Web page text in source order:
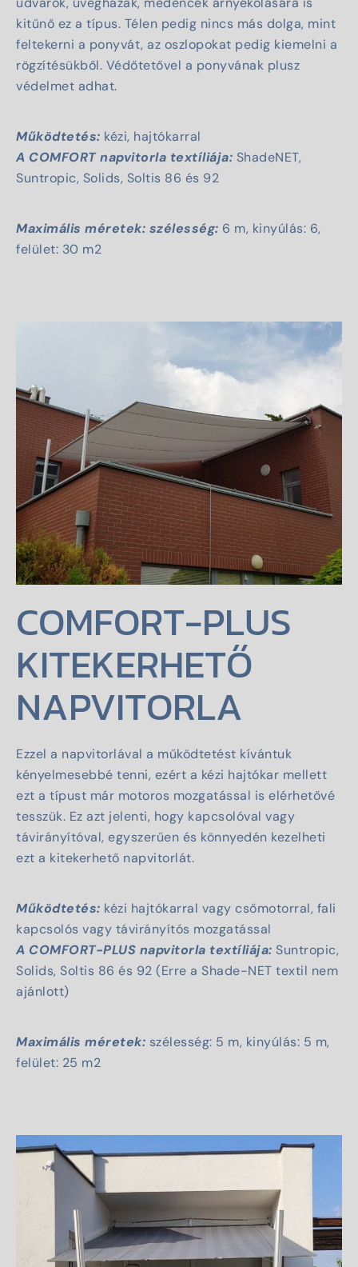
kitűnő ez a típus. Télen pedig nincs más dolga, mint
feltekerni a ponyvát, az oszlopokat pedig kiemelni a
rögzítésükből. Védőtetővel a ponyvának plusz
védelmet adhat.
Működtetés: kézi, hajtókarral
A COMFORT napvitorla textíliája: ShadeNET,
Suntropic, Solids, Soltis 86 és 92
Maximális méretek: szélesség: 6 m, kinyúlás: 6,
felület: 30 m2
COMFORT-PLUS
KITEKERHETŐ
NAPVITORLA
Ezzel a napvitorlával a működtetést kívántuk
kényelmesebbé tenni, ezért a kézi hajtókar mellett
ezt a típust már motoros mozgatással is elérhetővé
tesszük. Ez azt jelenti, hogy kapcsolóval vagy
távirányítóval, egyszerűen és könnyedén kezelheti
ezt a kitekerhető napvitorlát.
Működtetés: kézi hajtókarral vagy csőmotorral, fali
kapcsolós vagy távirányítós mozgatással
A COMFORT-PLUS napvitorla textíliája: Suntropic,
Solids, Soltis 86 és 92 (Erre a Shade-NET textil nem
ajánlott)
Maximális méretek: szélesség: 5 m, kinyúlás: 5 m,
felület: 25 m2